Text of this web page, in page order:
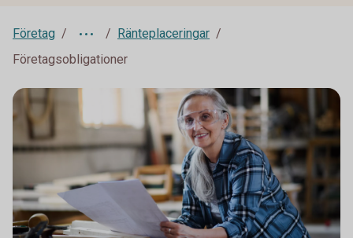
Företag
Ränteplaceringar
Företagsobligationer